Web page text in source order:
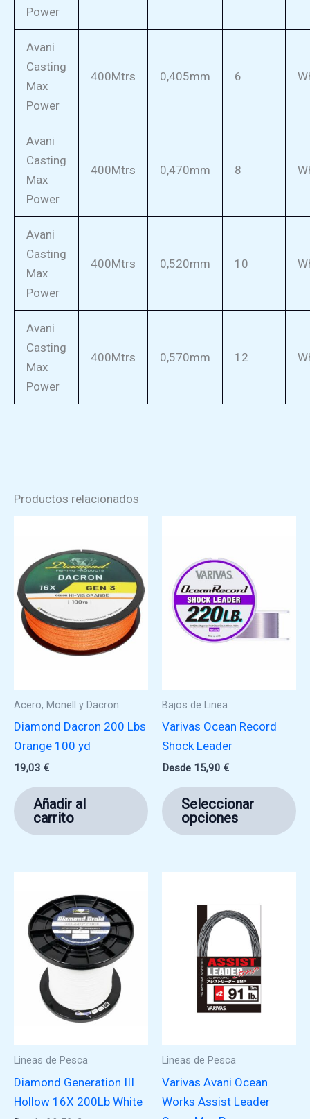
Power
Avani
Casting
Max
Power
400Mtrs 0,405mm 6
Avani
Casting
Max
Power
400Mtrs 0,470mm 8
Avani
Casting
Max
Power
400Mtrs 0,520mm 10
Avani
Casting
Max
Power
400Mtrs 0,570mm 12
Productos relacionados
Acero, Monell y Dacron
Diamond Dacron 200 Lbs
Orange 100 yd
19,03 €
Añadir al
carrito
Bajos de Linea
Varivas Ocean Record
Shock Leader
Desde 15,90 €
Seleccionar
opciones
Lineas de Pesca
Diamond Generation III
Hollow 16X 200Lb White
Lineas de Pesca
Varivas Avani Ocean
Works Assist Leader